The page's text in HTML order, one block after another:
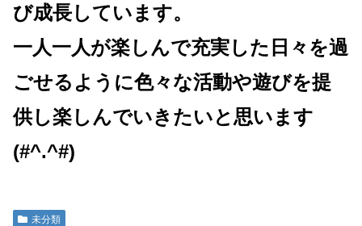
び成長しています。
一人一人が楽しんで充実した日々を過
ごせるように色々な活動や遊びを提
供し楽しんでいきたいと思います
(#^.^#)
未分類